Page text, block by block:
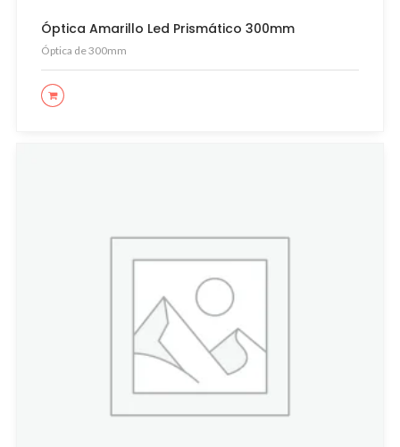
Óptica Amarillo Led Prismático 300mm
Óptica de 300mm
LEER MÁS